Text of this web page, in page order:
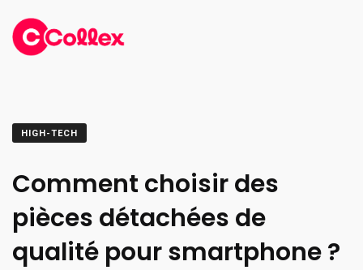
HIGH-TECH
Comment choisir des
pièces détachées de
qualité pour smartphone ?